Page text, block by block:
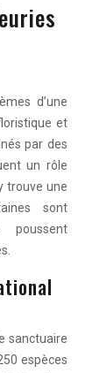
d’une
et
par des
un rôle
trouve une
sont
poussent
sanctuaire
espèces